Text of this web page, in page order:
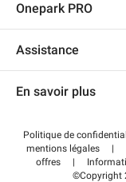
Recrutement
Onepark PRO
Accéder à mon
Assistance
Centre d'aide
Régler votre
En savoir plus
Wiki
Guide du
Politique de
mentions légales
|
offres
|
©Copyright